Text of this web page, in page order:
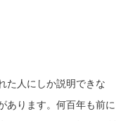
た人にしか説明できな
あります。何百年も前に